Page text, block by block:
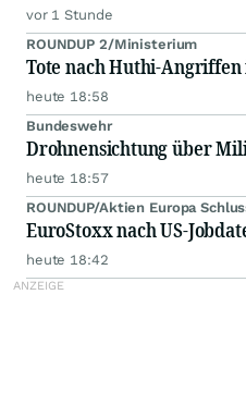
vor 1 Stunde
ROUNDUP 2/Ministerium
Tote nach Huthi-Angriffen
heute 18:58
Bundeswehr
Drohnensichtung über
heute 18:57
ROUNDUP/Aktien Europa
EuroStoxx nach US-
heute 18:42